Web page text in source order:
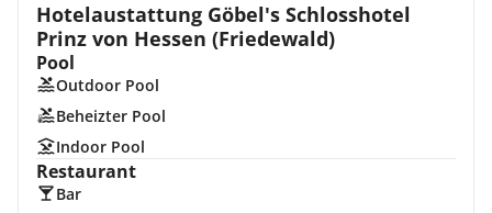
Hotelaustattung Göbel's Schlosshotel
Prinz von Hessen (Friedewald)
Pool
Outdoor Pool
Beheizter Pool
Indoor Pool
Restaurant
Bar